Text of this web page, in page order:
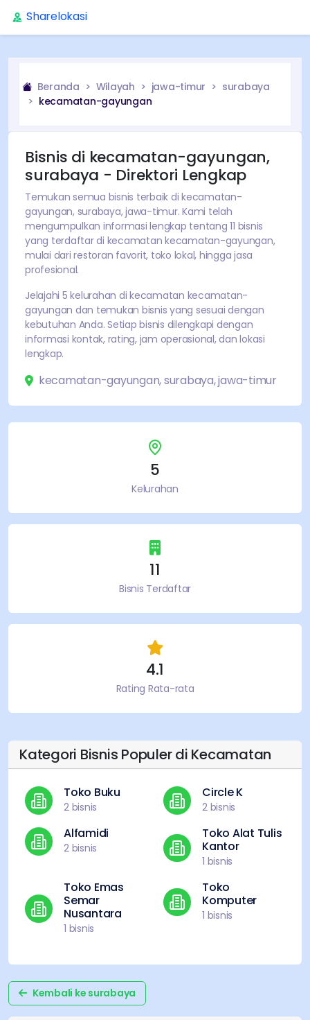
Sharelokasi
Beranda Wilayah jawa-timur
surabaya
kecamatan-gayungan
Bisnis di kecamatan-gayungan,
surabaya - Direktori Lengkap
Temukan semua bisnis terbaik di kecamatan-
gayungan, surabaya,jawa-timur. Kami telah
mengumpulkan informasi lengkap tentang11 bisnis
yang terdaftar di kecamatan kecamatan-gayungan,
mulai dari restoran favorit, toko lokal, hingga jasa
profesional.
Jelajahi 5 kelurahan di kecamatan kecamatan-
gayungan dan temukan bisnis yang sesuai dengan
kebutuhan Anda. Setiap bisnis dilengkapi dengan
informasi kontak, rating, jam operasional, dan lokasi
lengkap.
kecamatan-gayungan,surabaya,jawa-timur
5
Kelurahan
11
Bisnis Terdaftar
4.1
Rating Rata-rata
Kategori Bisnis Populer di Kecamatan
Toko Buku
2bisnis
Circle K
2bisnis
Alfamidi
2bisnis
Toko Alat Tulis
Kantor
1 bisnis
Toko Emas
Semar
Nusantara
1 bisnis
Toko
Komputer
1 bisnis
Kembali ke surabaya